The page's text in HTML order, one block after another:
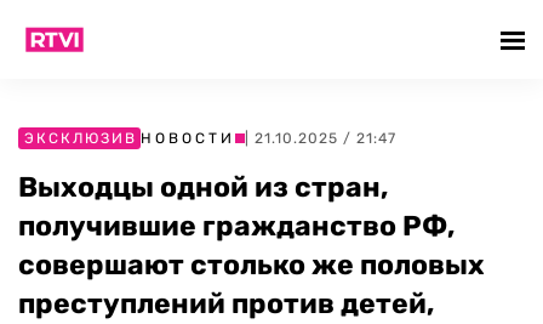
ЭКСКЛЮЗИВ НОВОСТИ | 21.10.2025 / 21:47
Выходцы одной из стран,
получившие гражданство РФ,
совершают столько же половых
преступлений против детей,